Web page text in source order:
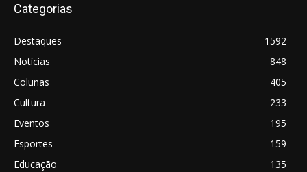
Categorias
Destaques
1592
Notícias
848
Colunas
405
Cultura
233
Eventos
195
Esportes
159
Educação
135